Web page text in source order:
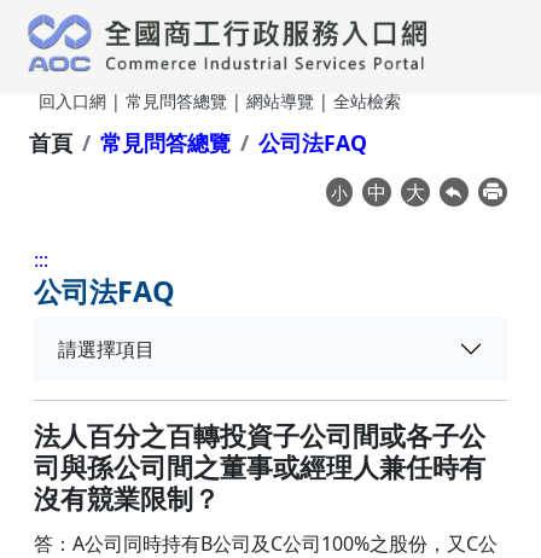
跳到主要內容
回入口網 |常見問答總覽 |網站導覽 | 全站檢索
首頁 常見問答總覽 公司法FAQ
小 中 大
:::
常
問
答
總
覽
公司法FAQ
請選擇項目
法人百分之百轉投資子公司間或各子公
司與孫公司間之董事或經理人兼任時有
沒有競業限制？
答：A公司同時持有B公司及C公司100%之股份，又C公